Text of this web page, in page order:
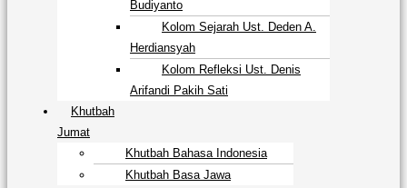
Budiyanto
Kolom Sejarah Ust. Deden A.
Herdiansyah
Kolom Refleksi Ust. Denis
Arifandi Pakih Sati
Khutbah
Jumat
Khutbah Bahasa Indonesia
Khutbah Basa Jawa